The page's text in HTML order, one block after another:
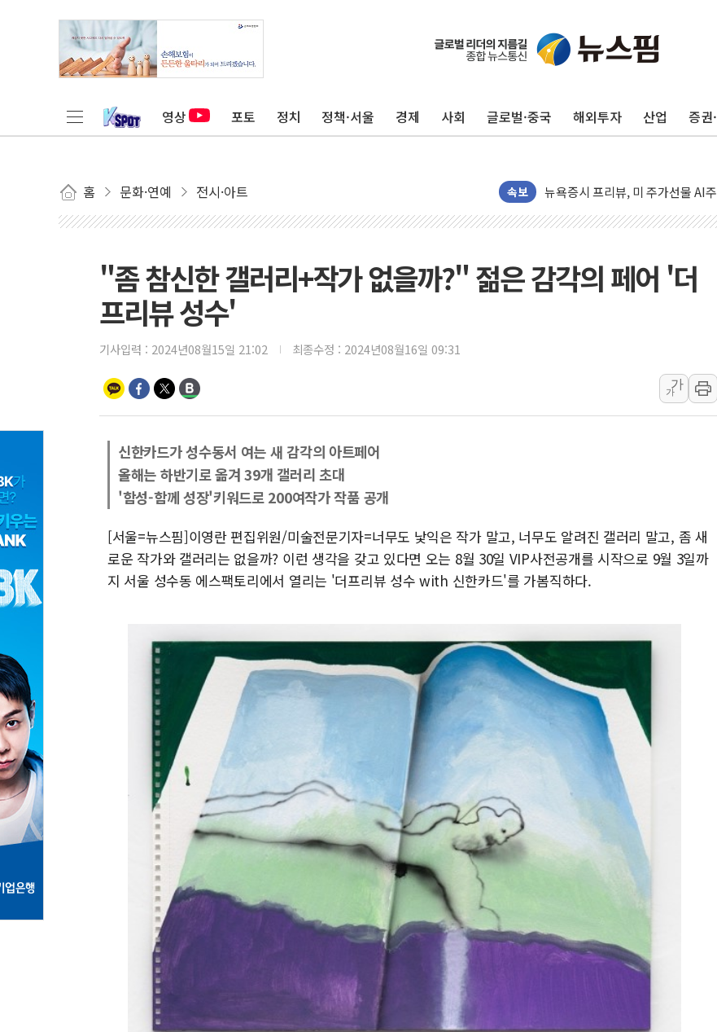
영상 포토 정치 정책·서울 경제 사회 글로벌·중국 해외투자 산업 증권
홈 문화·연예 전시·아트 속보
유럽증시, 견조한 실적 소화하며
리투아니아 국방 "러, 우크라 드
뉴욕증시 개장 전 특징주...모더
김정관 장관 "영업이익 N% 성과
청와대, 북한 단거리 탄도미사일
금값 7주 만에 최고…美 고용 둔화
러, 1인칭시점 드론으로 우크라
[베트남 증시] 지수 하락 속 'DGC'
해군 1함대 창설 80주년…지역과
[3보] 북, 원산서 동해로 단거리 탄
구미 폐염산처리업체서 불 2시간
"좀 참신한 갤러리+작가 없을까?" 젊은 감각의 페어 '더
프리뷰 성수'
기사입력 : 2024년08월15일 21:02 최종수정 : 2024년08월16일 09:31
가
가
신한카드가 성수동서 여는 새 감각의 아트페어
올해는 하반기로 옮겨 39개 갤러리 초대
'함성-함께 성장'키워드로 200여작가 작품 공개
[서울=뉴스핌]이영란 편집위원/미술전문기자=너무도 낯익은 작가 말고, 너무도 알려진 갤러리 말고, 좀 새
로운 작가와 갤러리는 없을까? 이런 생각을 갖고 있다면 오는 8월 30일 VIP사전공개를 시작으로 9월 3일까
지 서울 성수동 에스팩토리에서 열리는 '더프리뷰 성수 with 신한카드'를 가봄직하다.